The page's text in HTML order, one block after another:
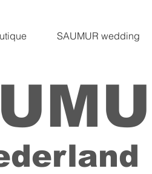
SAUMUR wedding